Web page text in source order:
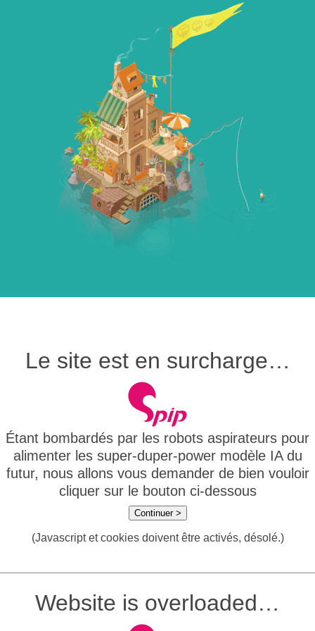
Le site est en surcharge…
Étant bombardés par les robots aspirateurs pour
alimenter les super-duper-power modèle IA du
futur, nous allons vous demander de bien vouloir
cliquer sur le bouton ci-dessous
Continuer >
(Javascript et cookies doivent être activés, désolé.)
Website is overloaded…